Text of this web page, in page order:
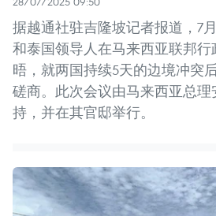
据越通社驻吉隆坡记者报道，7
和泰国领导人在马来西亚联邦
晤，就两国持续5天的边境冲突
磋商。此次会议由马来西亚总理
持，并在其官邸举行。